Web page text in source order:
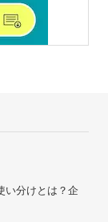
い分けとは？企